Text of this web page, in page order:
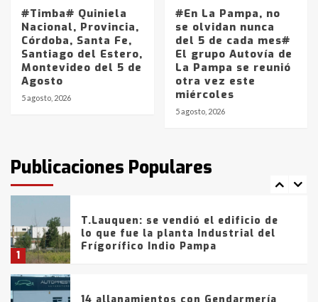
#Timba# Quiniela
Nacional, Provincia,
Córdoba, Santa Fe,
Santiago del Estero,
Montevideo del 5 de
Agosto
5 agosto, 2026
#En La Pampa, no
se olvidan nunca
del 5 de cada mes#
El grupo Autovía de
La Pampa se reunió
otra vez este
miércoles
5 agosto, 2026
Publicaciones Populares
5
entre 857 a 1338 pesos
6
La Bolsa de Cereales de Bahía
Blanca anticipa que Agosto vendrá
con lluvias y heladas, en gran parte
fueron detenidos por
comercialización de drogas en la
tarde del sábado
1
T.Lauquen: se vendió el edificio de
lo que fue la planta Industrial del
Frígorífico Indio Pampa